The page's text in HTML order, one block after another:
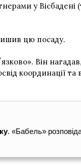
у Вісбадені
цю посаду.
Він
координації
. «Бабель»